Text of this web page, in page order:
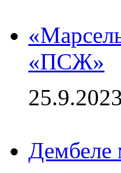
«ПСЖ»
Дембеле